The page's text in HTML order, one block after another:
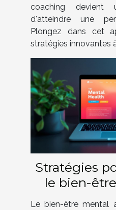
coaching devient
d'atteindre une
Plongez dans cet
stratégies innovantes
Stratégies
le bien-
Le bien-être mental